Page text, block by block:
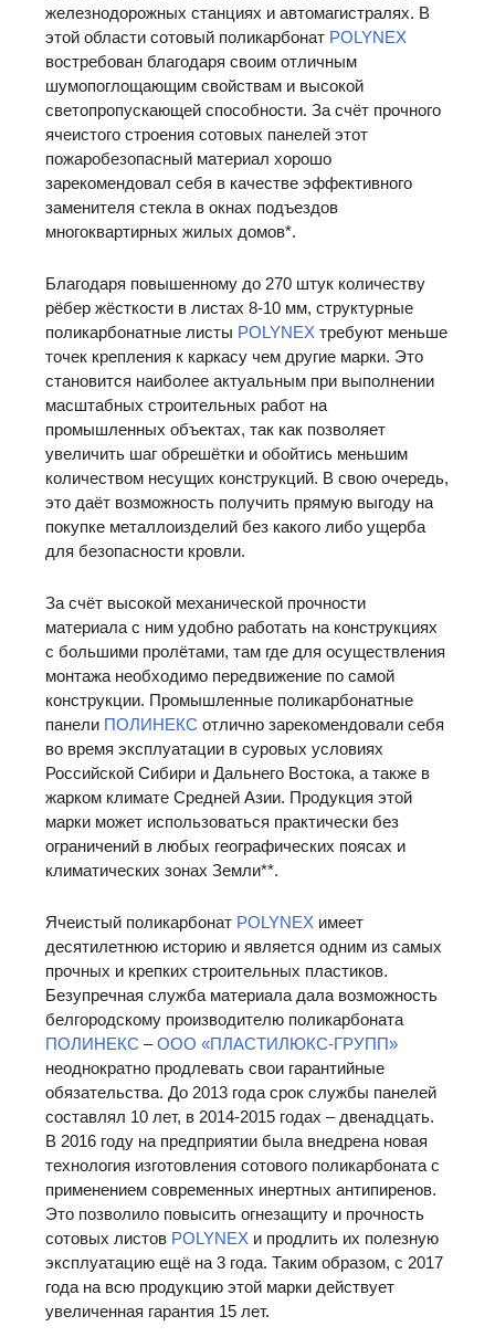
железнодорожных станциях и автомагистралях. В
этой области сотовый поликарбонат POLYNEX
востребован благодаря своим отличным
шумопоглощающим свойствам и высокой
светопропускающей способности. За счёт прочного
ячеистого строения сотовых панелей этот
пожаробезопасный материал хорошо
зарекомендовал себя в качестве эффективного
заменителя стекла в окнах подъездов
многоквартирных жилых домов*.
Благодаря повышенному до 270 штук количеству
рёбер жёсткости в листах 8-10 мм, структурные
поликарбонатные листы POLYNEX требуют меньше
точек крепления к каркасу чем другие марки. Это
становится наиболее актуальным при выполнении
масштабных строительных работ на
промышленных объектах, так как позволяет
увеличить шаг обрешётки и обойтись меньшим
количеством несущих конструкций. В свою очередь,
это даёт возможность получить прямую выгоду на
покупке металлоизделий без какого либо ущерба
для безопасности кровли.
За счёт высокой механической прочности
материала с ним удобно работать на конструкциях
с большими пролётами, там где для осуществления
монтажа необходимо передвижение по самой
конструкции. Промышленные поликарбонатные
панели ПОЛИНЕКСотлично зарекомендовали себя
во время эксплуатации в суровых условиях
Российской Сибири и Дальнего Востока, а также в
жарком климате Средней Азии. Продукция этой
марки может использоваться практически без
ограничений в любых географических поясах и
климатических зонах Земли**.
Ячеистый поликарбонат POLYNEX имеет
десятилетнюю историю и является одним из самых
прочных и крепких строительных пластиков.
Безупречная служба материала дала возможность
белгородскому производителю поликарбоната
ПОЛИНЕКС –ООО «ПЛАСТИЛЮКС-ГРУПП»
неоднократно продлевать свои гарантийные
обязательства. До 2013 года срок службы панелей
составлял 10 лет, в 2014-2015 годах – двенадцать.
В 2016 году на предприятии была внедрена новая
технология изготовления сотового поликарбоната с
применением современных инертных антипиренов.
Это позволило повысить огнезащиту и прочность
сотовых листов POLYNEX и продлить их полезную
эксплуатацию ещё на 3 года. Таким образом, с 2017
года на всю продукцию этой марки действует
увеличенная гарантия 15 лет.